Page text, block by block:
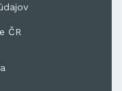
ČR